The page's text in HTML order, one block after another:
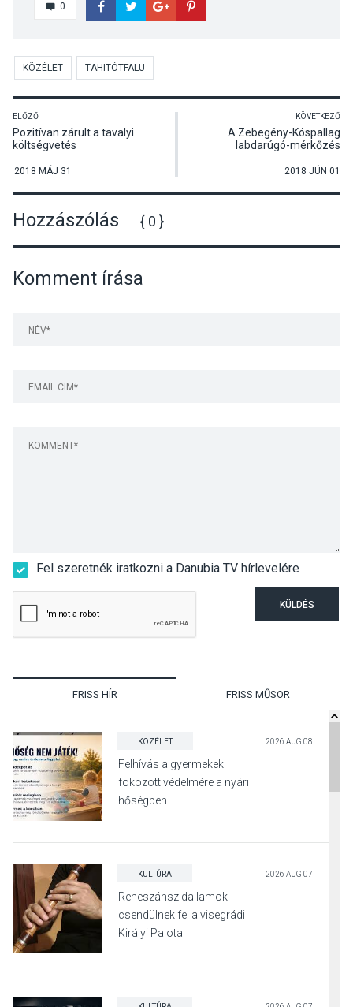
0
KÖZÉLET TAHITÓTFALU
ELŐZŐ
Pozitívan zárult a tavalyi
költségvetés
2018 MÁJ 31
KÖVETKEZŐ
A Zebegény-Kóspallag
labdarúgó-mérkőzés
2018 JÚN 01
Hozzászólás { 0 }
Komment írása
Fel szeretnék iratkozni a Danubia TV hírlevelére
KÜLDÉS
FRISS HÍR FRISS MŰSOR
KÖZÉLET 2026 AUG 08
Felhívás a gyermekek
fokozott védelmére a nyári
hőségben
KULTÚRA 2026 AUG 07
Reneszánsz dallamok
csendülnek fel a visegrádi
Királyi Palota